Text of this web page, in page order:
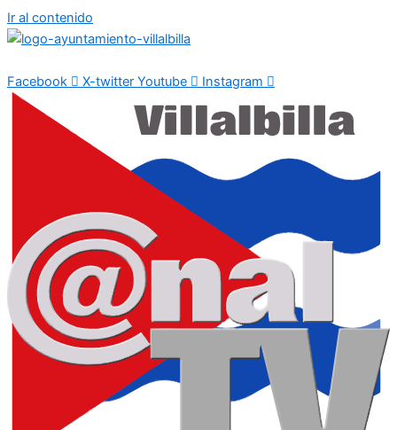
Ir al contenido
Facebook X-twitter Youtube Instagram